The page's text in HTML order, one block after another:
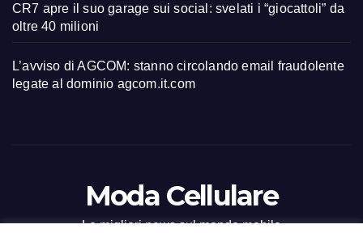
CR7 apre il suo garage sui social: svelati i “giocattoli” da
oltre 40 milioni
L’avviso di AGCOM: stanno circolando email fraudolente
legate al dominio agcom.it.com
Moda Cellulare
Le migliori news sul mondo mobile